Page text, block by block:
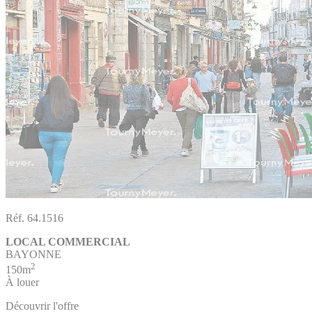
Réf. 64.1516
LOCAL COMMERCIAL
BAYONNE
150m2
À louer
Découvrir l'offre